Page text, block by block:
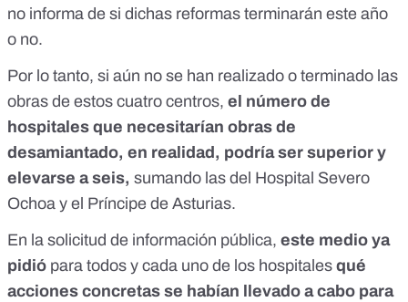
no informa de si dichas reformas terminarán este año
o no.
Por lo tanto, si aún no se han realizado o terminado las
obras de estos cuatro centros, el número de
hospitales que necesitarían obras de
desamiantado, en realidad, podría ser superior y
elevarse a seis, sumando las del Hospital Severo
Ochoa y el Príncipe de Asturias.
En la solicitud de información pública, este medio ya
pidió para todos y cada uno de los hospitales qué
acciones concretas se habían llevado a cabo para